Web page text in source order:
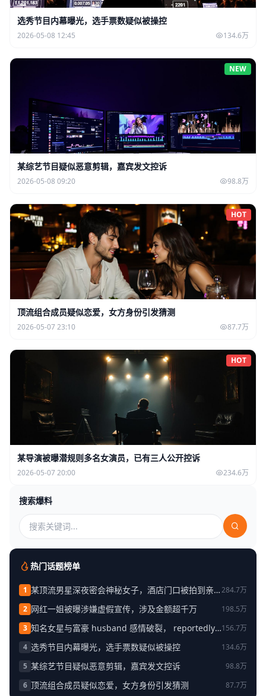
选秀节目内幕曝光，选手票数疑似被操控
2026-05-08 12:45 134.6万
NEW
某综艺节目疑似恶意剪辑，嘉宾发文控诉
2026-05-08 09:20 98.8万
HOT
顶流组合成员疑似恋爱，女方身份引发猜测
2026-05-07 23:10 87.7万
HOT
某导演被曝潜规则多名女演员，已有三人公开控诉
2026-05-07 20:00 234.6万
搜索爆料
热门话题榜单
1 某顶流男星深夜密会神秘女子，酒店门口被拍到亲
284.7万
2 网红一姐被曝涉嫌虚假宣传，涉及金额超千万
198.5万
3 知名女星与富豪 husband 感情破裂， reportedly
156.7万
4 选秀节目内幕曝光，选手票数疑似被操控
134.6万
5 某综艺节目疑似恶意剪辑，嘉宾发文控诉
98.8万
6 顶流组合成员疑似恋爱，女方身份引发猜测 87.7万